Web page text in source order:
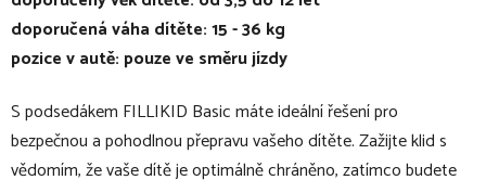
doporučená váha dítěte: 15 - 36 kg
pozice v autě: pouze ve směru jízdy
S podsedákem FILLIKID Basic máte ideální řešení pro
bezpečnou a pohodlnou přepravu vašeho dítěte. Zažijte klid s
vědomím, že vaše dítě je optimálně chráněno, zatímco budete